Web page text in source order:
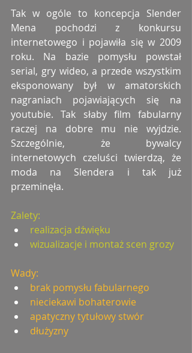
Tak w ogóle to koncepcja Slender
Mena pochodzi z konkursu
internetowego i pojawiła się w 2009
roku. Na bazie pomysłu powstał
serial, gry wideo, a przede wszystkim
eksponowany był w amatorskich
nagraniach pojawiających się na
youtubie. Tak słaby film fabularny
raczej na dobre mu nie wyjdzie.
Szczególnie, że bywalcy
internetowych czeluści twierdzą, że
moda na Slendera i tak już
przeminęła.
Zalety:
realizacja dźwięku
wizualizacje i montaż scen grozy
Wady:
brak pomysłu fabularnego
nieciekawi bohaterowie
apatyczny tytułowy stwór
dłużyzny